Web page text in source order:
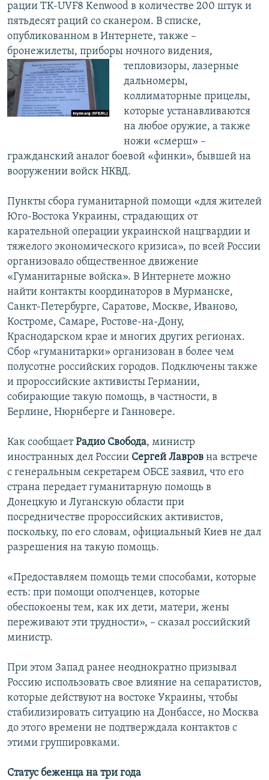
рации ТK-UVF8 Kenwood в количестве 200 штук и
пятьдесят раций со сканером. В списке,
опубликованном в Интернете, также –
бронежилеты, приборы ночного видения,
тепловизоры, лазерные
дальномеры,
коллиматорные прицелы,
которые устанавливаются
на любое оружие, а также
ножи «смерш» –
гражданский аналог боевой «финки», бывшей на
вооружении войск НКВД.
Пункты сбора гуманитарной помощи «для жителей
Юго-Востока Украины, страдающих от
карательной операции украинской нацгвардии и
тяжелого экономического кризиса», по всей России
организовало общественное движение
«Гуманитарные войска». В Интернете можно
найти контакты координаторов в Мурманске,
Санкт-Петербурге, Саратове, Москве, Иваново,
Костроме, Самаре, Ростове-на-Дону,
Краснодарском крае и многих других регионах.
Сбор «гуманитарки» организован в более чем
полусотне российских городов. Подключены также
и пророссийские активисты Германии,
собирающие такую помощь, в частности, в
Берлине, Нюрнберге и Ганновере.
Как сообщаетРадио Свобода, министр
иностранных дел России Сергей Лавров на встрече
с генеральным секретарем ОБСЕ заявил, что его
страна передает гуманитарную помощь в
Донецкую и Луганскую области при
посредничестве пророссийских активистов,
поскольку, по его словам, официальный Киев не дал
разрешения на такую помощь.
«Предоставляем помощь теми способами, которые
есть: при помощи ополченцев, которые
обеспокоены тем, как их дети, матери, жены
переживают эти трудности», – сказал российский
министр.
При этом Запад ранее неоднократно призывал
Россию использовать свое влияние на сепаратистов,
которые действуют на востоке Украины, чтобы
стабилизировать ситуацию на Донбассе, но Москва
до этого времени не подтверждала контактов с
этими группировками.
Статус беженца на три года